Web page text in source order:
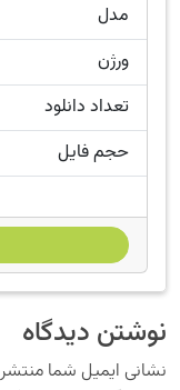
مدل
ورژن
تعداد دانلود
حجم فایل
نوشتن دیدگاه
نشانی ایمیل شما